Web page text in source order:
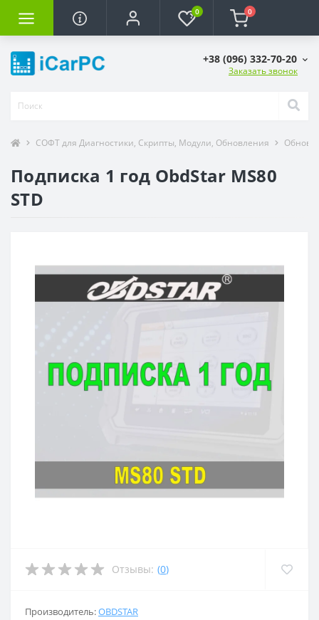
0 0
+38 (096) 332-70-20
Заказать звонок
СОФТ для Диагностики, Скрипты, Модули, Обновления
Подписка 1 год ObdStar MS80
STD
Отзывы: (0)
Производитель:OBDSTAR